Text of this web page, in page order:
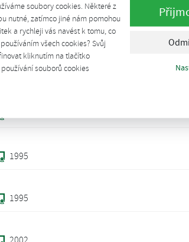
soubory cookies. Některé z
nutné, zatímco jiné nám pomohou
a rychleji vás navést k tomu, co
všech cookies? Svůj
kliknutím na tlačítko
souborů cookies
1995
1995
1995
1995